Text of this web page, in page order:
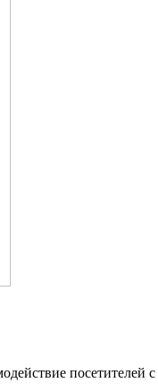
посетителей